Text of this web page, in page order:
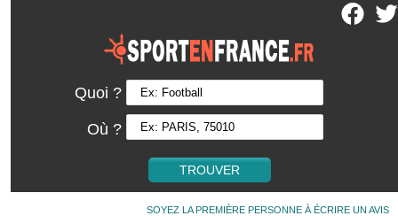
Quoi ?
Où ?
SOYEZ LA PREMIÈRE PERSONNE À ÉCRIRE UN AVIS